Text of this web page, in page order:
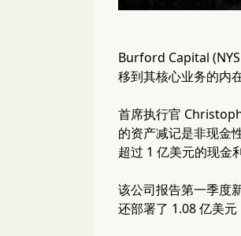
Burford Capital
移到其核心业务的内
首席执行官
的资产减记是非现金
超过 1 亿美元的现金
该公司报告第一季度
还部署了 1.08 亿美元